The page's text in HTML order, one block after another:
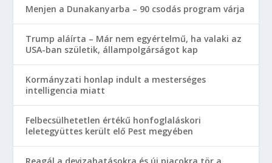
Menjen a Dunakanyarba – 90 csodás program várja
Trump aláírta – Már nem egyértelmű, ha valaki az
USA-ban születik, állampolgárságot kap
Kormányzati honlap indult a mesterséges
intelligencia miatt
Felbecsülhetetlen értékű honfoglaláskori
leletegyüttes került elő Pest megyében